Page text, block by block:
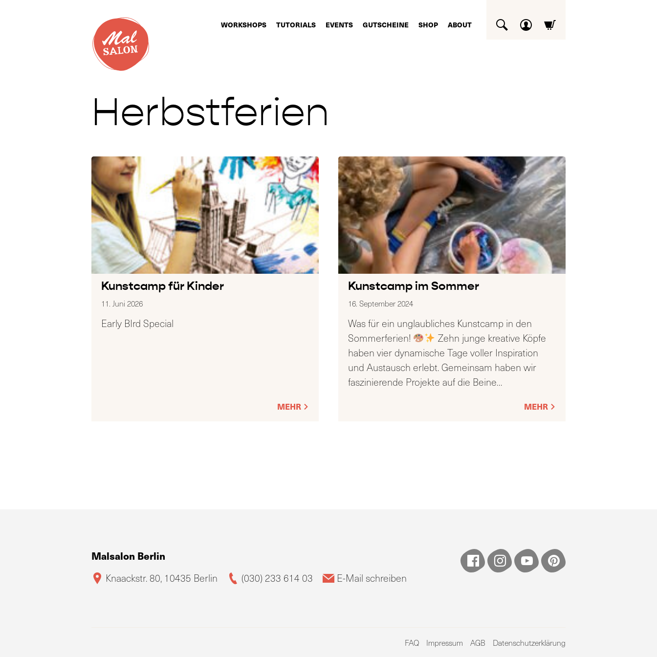
WORKSHOPS TUTORIALS EVENTS GUTSCHEINE SHOP ABOUT
Herbstferien
Kunstcamp für Kinder
11. Juni 2026
Early BIrd Special
MEHR
Kunstcamp im Sommer
16. September 2024
Was für ein unglaubliches Kunstcamp in den
Sommerferien!
Zehn junge kreative Köpfe
haben vier dynamische Tage voller Inspiration
und Austausch erlebt. Gemeinsam haben wir
faszinierende Projekte auf die Beine…
MEHR
Malsalon Berlin
Knaackstr. 80, 10435 Berlin (030) 233 614 03 E-Mail schreiben
FAQ Impressum AGB Datenschutzerklärung